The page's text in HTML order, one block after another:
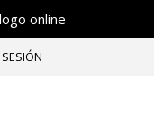
online